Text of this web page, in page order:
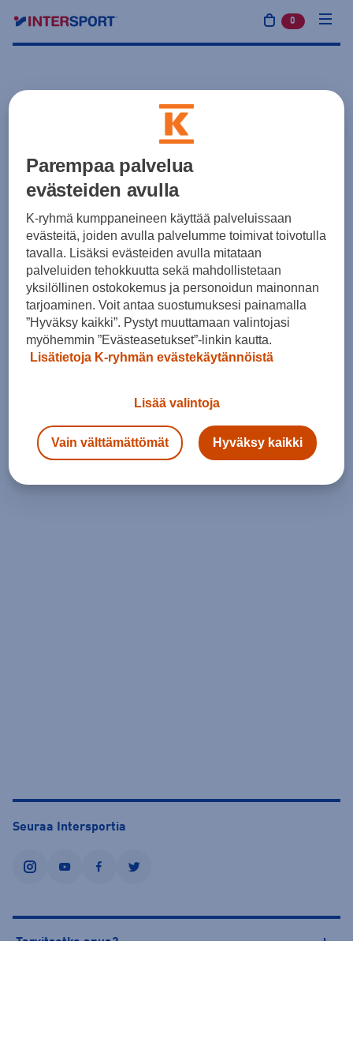
0 tuotetta
Seuraa Intersportia
instagramyoutubefacebooktwitter
Tarvitsetko apua?
Parempaa palvelua
evästeiden avulla
K-ryhmä kumppaneineen käyttää palveluissaan
evästeitä, joiden avulla palvelumme toimivat toivotulla
tavalla. Lisäksi evästeiden avulla mitataan
palveluiden tehokkuutta sekä mahdollistetaan
yksilöllinen ostokokemus ja personoidun mainonnan
tarjoaminen. Voit antaa suostumuksesi painamalla
”Hyväksy kaikki”. Pystyt muuttamaan valintojasi
myöhemmin ”Evästeasetukset”-linkin kautta.
Lisätietoja K-ryhmän evästekäytännöistä
Lisää valintoja
Vain välttämättömät Hyväksy kaikki